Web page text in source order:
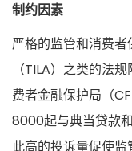
制约因素
严格的监管和消费者
（TILA）之类的法
费者金融保护局（
8000起与典当贷款
此高的投诉量促使